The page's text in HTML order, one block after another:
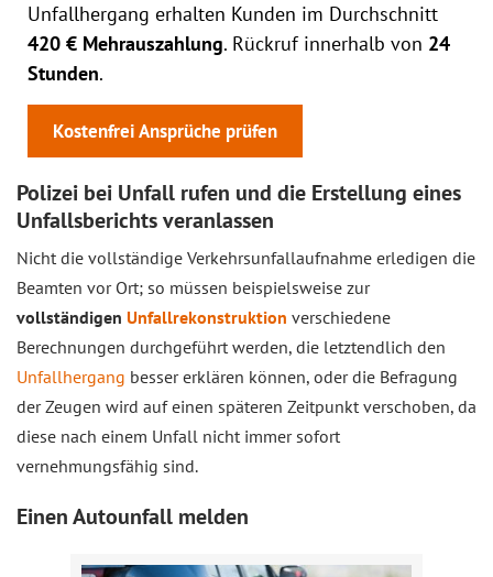
Unfallhergang erhalten Kunden im Durchschnitt
420 € Mehrauszahlung. Rückruf innerhalb von 24
Stunden.
Kostenfrei Ansprüche prüfen
Polizei bei Unfall rufen und die Erstellung eines
Unfallsberichts veranlassen
Nicht die vollständige Verkehrsunfallaufnahme erledigen die
Beamten vor Ort; so müssen beispielsweise zur
vollständigen Unfallrekonstruktion verschiedene
Berechnungen durchgeführt werden, die letztendlich den
Unfallhergang besser erklären können, oder die Befragung
der Zeugen wird auf einen späteren Zeitpunkt verschoben, da
diese nach einem Unfall nicht immer sofort
vernehmungsfähig sind.
Einen Autounfall melden